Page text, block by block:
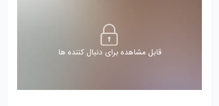
قابل مشاهده برای دنبال کننده ها